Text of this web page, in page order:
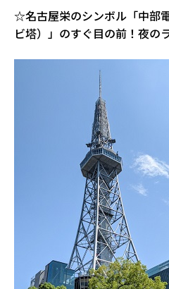
☆名古屋栄のシンボル「中部
ビ塔）」のすぐ目の前！夜の